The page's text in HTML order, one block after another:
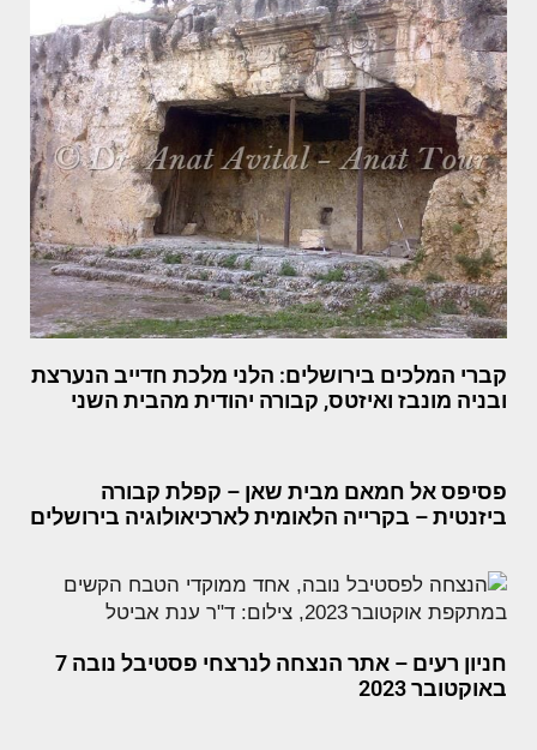
קברי המלכים בירושלים: הלני מלכת חדייב הנערצת
ובניה מונבז ואיזטס, קבורה יהודית מהבית השני
פסיפס אל חמאם מבית שאן – קפלת קבורה
ביזנטית – בקרייה הלאומית לארכיאולוגיה בירושלים
חניון רעים – אתר הנצחה לנרצחי פסטיבל נובה 7
באוקטובר 2023